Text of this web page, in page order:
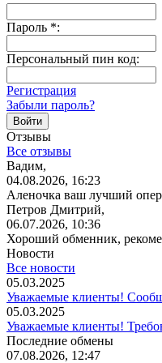
Пароль *:
Персональный пин код:
Регистрация
Забыли пароль?
Отзывы
Все отзывы
Вадим,
04.08.2026, 16:23
Аленочка ваш лучший
Петров Дмитрий,
06.07.2026, 10:36
Хороший обменник,
Новости
Все новости
05.03.2025
Уважаемые клиенты!
05.03.2025
Уважаемые клиенты!
Последние обмены
07.08.2026, 12:47